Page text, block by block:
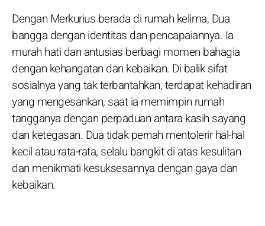
Dengan Merkurius berada di rumah kelima, Dua
bangga dengan identitas dan pencapaiannya. Ia
murah hati dan antusias berbagi momen bahagia
dengan kehangatan dan kebaikan. Di balik sifat
sosialnya yang tak terbantahkan, terdapat kehadiran
yang mengesankan, saat ia memimpin rumah
tangganya dengan perpaduan antara kasih sayang
dan ketegasan. Dua tidak pernah mentolerir hal-hal
kecil atau rata-rata, selalu bangkit di atas kesulitan
dan menikmati kesuksesannya dengan gaya dan
kebaikan.